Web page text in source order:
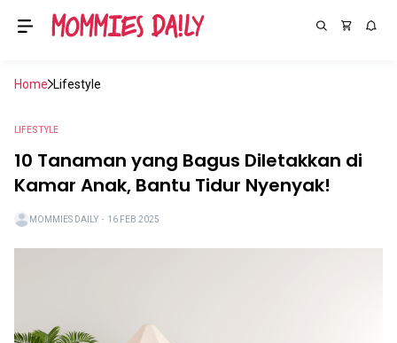
Home Lifestyle
LIFESTYLE
10 Tanaman yang Bagus Diletakkan di
Kamar Anak, Bantu Tidur Nyenyak!
MOMMIES DAILY ・ 16 FEB 2025